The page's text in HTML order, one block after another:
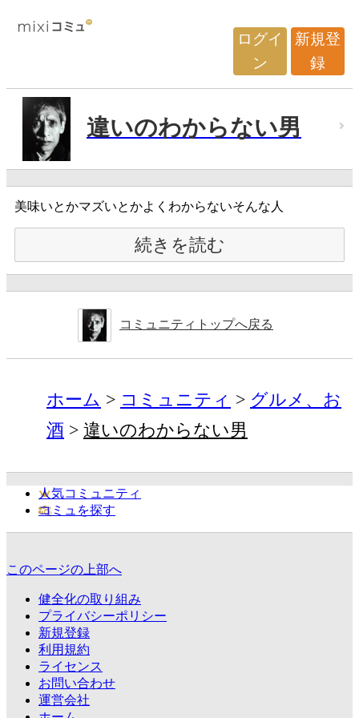
ログイ
ン
新規登
録
違いのわからない男
美味いとかマズいとかよくわからないそんな人
続きを読む
コミュニティトップへ戻る
ホーム コミュニティ
グルメ、お
酒
違いのわからない男
人気コミュニティ
コミュを探す
このページの上部へ
健全化の取り組み
プライバシーポリシー
新規登録
利用規約
ライセンス
お問い合わせ
運営会社